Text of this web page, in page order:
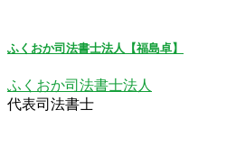
ふくおか司法書士法人【福島卓】
ふくおか司法書士法人
代表司法書士